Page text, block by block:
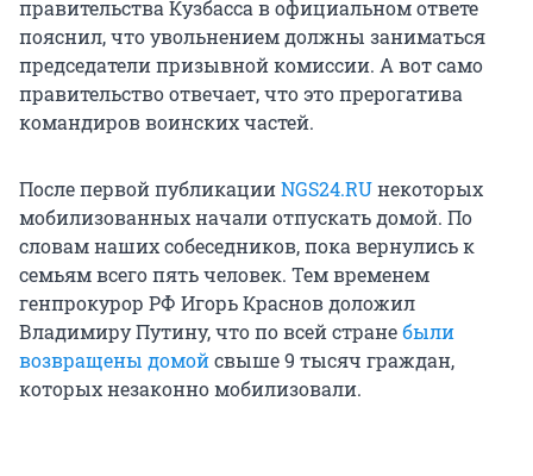
правительства Кузбасса в официальном ответе
пояснил, что увольнением должны заниматься
председатели призывной комиссии. А вот само
правительство отвечает, что это прерогатива
командиров воинских частей.
После первой публикацииNGS24.RUнекоторых
мобилизованных начали отпускать домой. По
словам наших собеседников, пока вернулись к
семьям всего пять человек. Тем временем
генпрокурор РФ Игорь Краснов доложил
Владимиру Путину, что по всей странебыли
возвращены домойсвыше 9 тысяч граждан,
которых незаконно мобилизовали.